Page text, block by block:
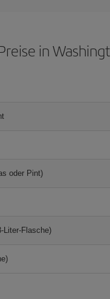
in
oder Pint)
Liter-Flasche)